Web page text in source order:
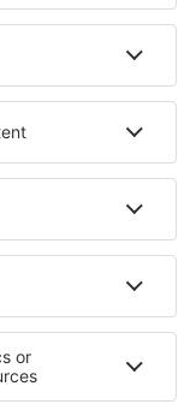
im Banff-Nationalpark
Mauritius